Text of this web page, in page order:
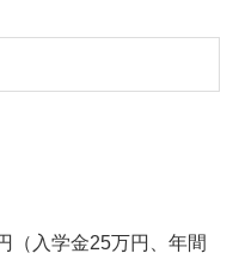
（入学金25万円、年間